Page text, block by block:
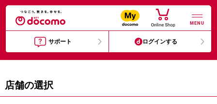
MENU
サポート ログインする
店舗の選択